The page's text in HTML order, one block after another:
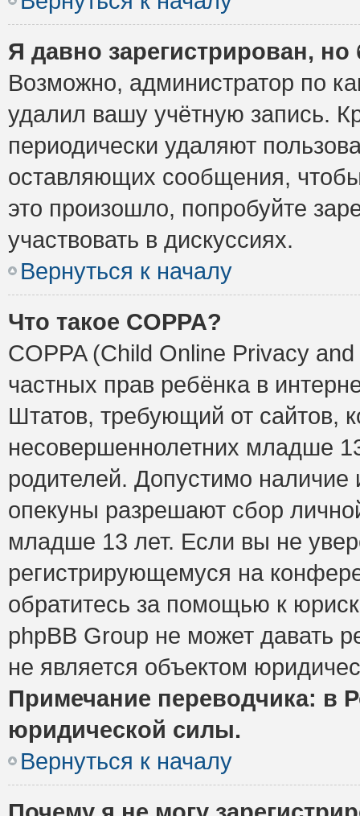
Я давно зарегистрирован,
Возможно, администратор по
удалил вашу учётную запись.
периодически удаляют
оставляющих сообщения,
это произошло, попробуйте
участвовать в дискуссиях.
Вернуться к началу
Что такое COPPA?
COPPA (Child Online Privacy
частных прав ребёнка в
Штатов, требующий от сайтов,
несовершеннолетних младше
родителей. Допустимо наличие
опекуны разрешают сбор
младше 13 лет. Если вы не
регистрирующемуся на
обратитесь за помощью к
phpBB Group не может давать
не является объектом
Примечание переводчика: в
юридической силы.
Вернуться к началу